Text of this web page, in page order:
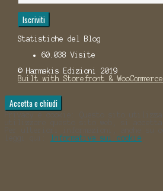
Iscriviti
Statistiche del Blog
60.038 Visite
© Harmakis Edizioni 2019
Built with Storefront & WooCommerce
Informativa sui cookie